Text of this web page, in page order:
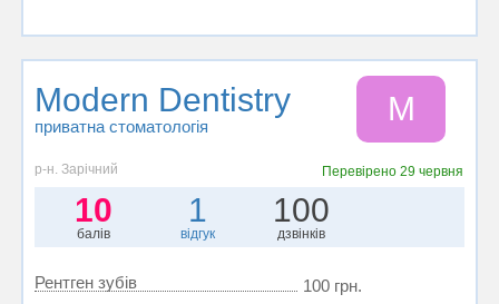
Modern Dentistry
приватна стоматологія M
р-н. Зарічний Перевірено29 червня
10
балів
1
відгук
100
дзвінків
Рентген зубів
100 грн.